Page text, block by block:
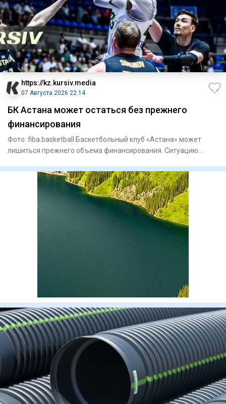
https://kz.kursiv.media
07 Августа 2026 22:14
БК Астана может остаться без прежнего
финансирования
Фото: fiba.basketball Баскетбольный клуб «Астана» может
лишиться прежнего объема финансирования. Ситуацию